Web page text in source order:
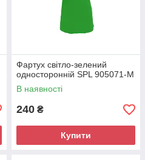
Фартух світло-зелений
односторонній SPL 905071-M
В наявності
240 ₴
Купити